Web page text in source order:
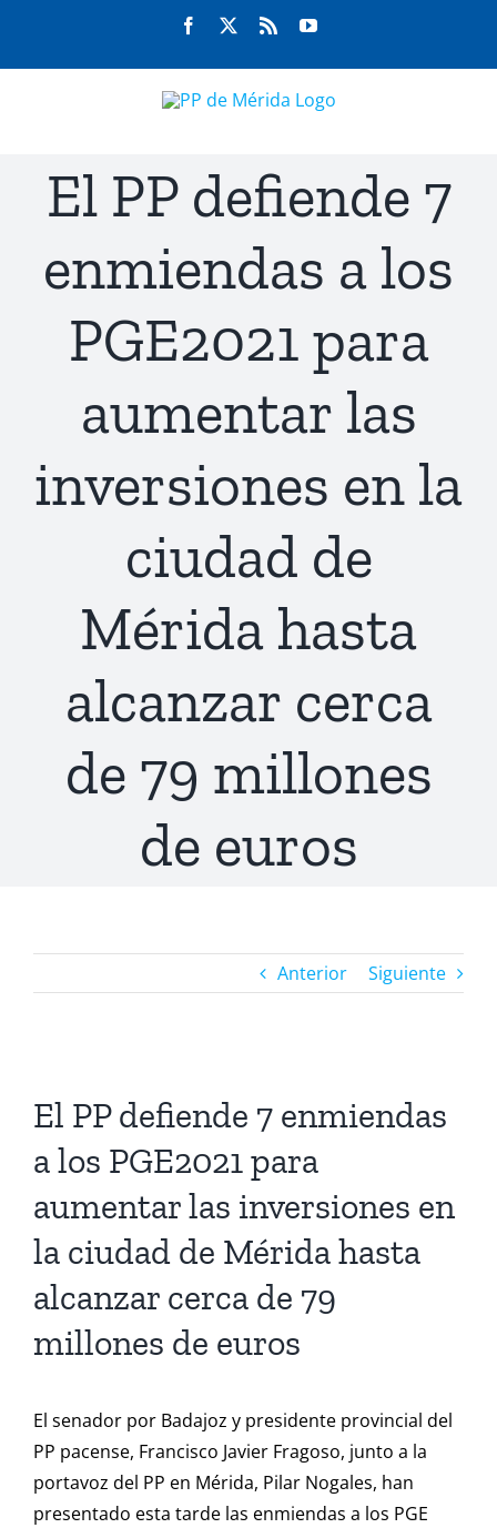
contenido
Facebook
Twitter Rss YouTube
El PP defiende 7
enmiendas a los
PGE2021 para
aumentar las
inversiones en la
ciudad de
Mérida hasta
alcanzar cerca
de 79 millones
de euros
Anterior Siguiente
imagen
grande
El PP defiende 7 enmiendas
a los PGE2021 para
aumentar las inversiones en
la ciudad de Mérida hasta
alcanzar cerca de 79
millones de euros
El senador por Badajoz y presidente provincial del
PP pacense, Francisco Javier Fragoso, junto a la
portavoz del PP en Mérida, Pilar Nogales, han
presentado esta tarde las enmiendas a los PGE